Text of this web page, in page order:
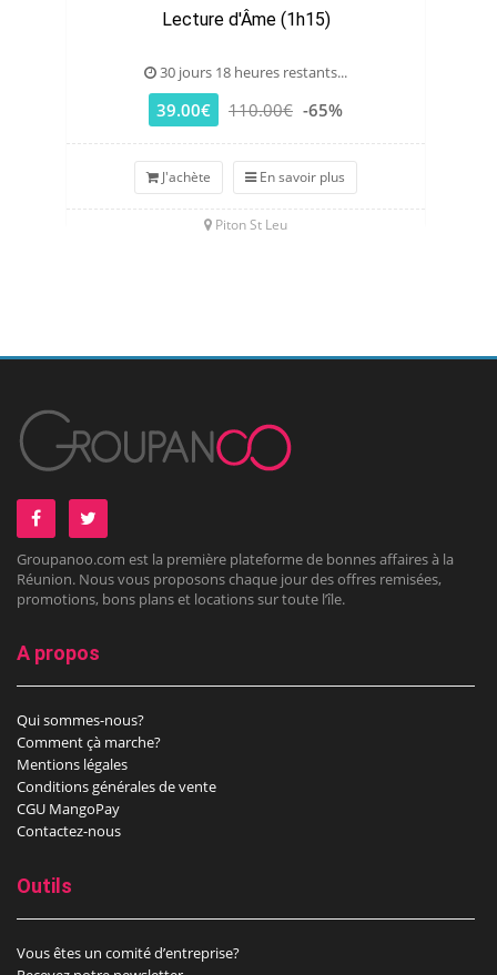
Lecture d'Âme (1h15)
30 jours 18 heures restants...
39.00€ 110.00€ -65%
J'achète En savoir plus
Piton St Leu
Groupanoo.com est la première plateforme de bonnes affaires à la
Réunion. Nous vous proposons chaque jour des offres remisées,
promotions, bons plans et locations sur toute l’île.
A propos
Qui sommes-nous?
Comment çà marche?
Mentions légales
Conditions générales de vente
CGU MangoPay
Contactez-nous
Outils
Vous êtes un comité d’entreprise?